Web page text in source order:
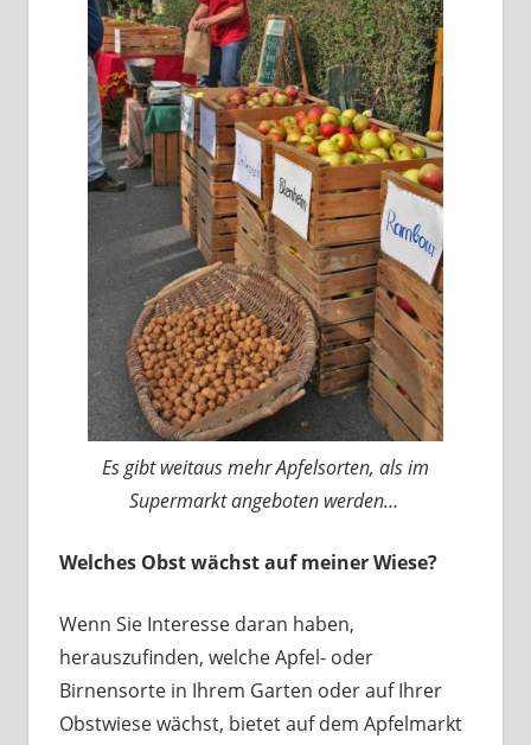
Es gibt weitaus mehr Apfelsorten, als im
Supermarkt angeboten werden…
Welches Obst wächst auf meiner Wiese?
Wenn Sie Interesse daran haben,
herauszufinden, welche Apfel- oder
Birnensorte in Ihrem Garten oder auf Ihrer
Obstwiese wächst, bietet auf dem Apfelmarkt